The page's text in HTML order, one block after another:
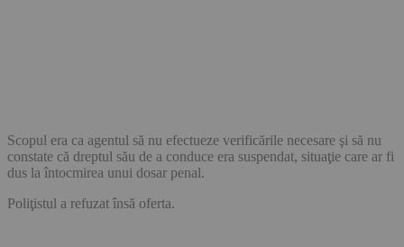
Scopul era ca agentul să nu efectueze verificările necesare şi să nu
constate că dreptul său de a conduce era suspendat, situaţie care ar fi
dus la întocmirea unui dosar penal.
Poliţistul a refuzat însă oferta.